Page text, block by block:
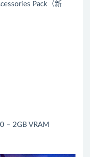
Pack（新
– 2GB VRAM